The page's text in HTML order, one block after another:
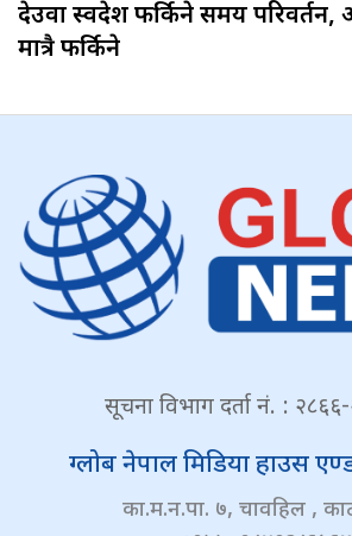
देउवा स्वदेश फर्किने समय
मात्रै फर्किने
सूचना विभाग दर्ता नं. :
ग्लोब नेपाल मिडिया हाउस
का.म.न.पा. ७, चावहिल ,